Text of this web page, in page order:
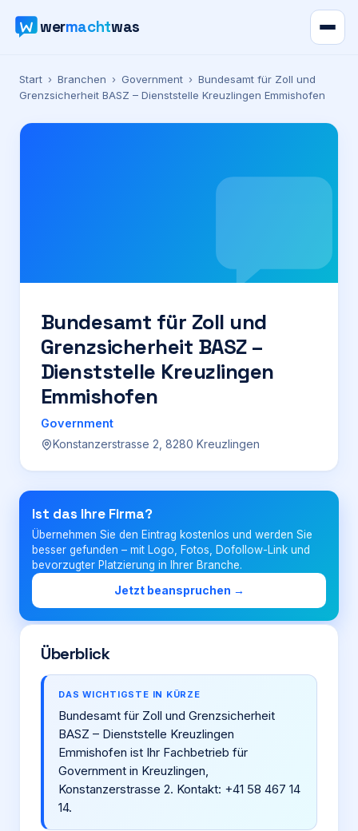
wermachtwas
Verzeichnis
Karte
Für Firmen
Firma eintragen
Start › Branchen › Government › Bundesamt für Zoll und
Grenzsicherheit BASZ – Dienststelle Kreuzlingen Emmishofen
Bundesamt für Zoll und
Grenzsicherheit BASZ –
Dienststelle Kreuzlingen
Emmishofen
Government
Konstanzerstrasse 2, 8280 Kreuzlingen
Ist das Ihre Firma?
Übernehmen Sie den Eintrag kostenlos und werden Sie
besser gefunden – mit Logo, Fotos, Dofollow-Link und
bevorzugter Platzierung in Ihrer Branche.
Jetzt beanspruchen →
Überblick
DAS WICHTIGSTE IN KÜRZE
Bundesamt für Zoll und Grenzsicherheit
BASZ – Dienststelle Kreuzlingen
Emmishofen ist Ihr Fachbetrieb für
Government in Kreuzlingen,
Konstanzerstrasse 2. Kontakt: +41 58 467 14
14.